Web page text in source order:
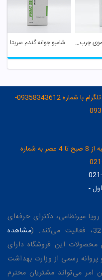
شامپو ضد ریزش موی چرب سریتا شامپو جوانه گندم سریتا
مشاوره رایگان بصورت چت در واتساپ و تلگرام با شماره 09358343612-
تماس تلفنی در روزهای شنبه تا پنج شنبه از 8 صبح تا 4 عصر به شماره
-
میرنظامی، دکترای حرفه‌ای
مشاهده
محصولات این فروشگاه دارای
رسمی از وزارت بهداشت
امر می‌تواند مشتریان محترم